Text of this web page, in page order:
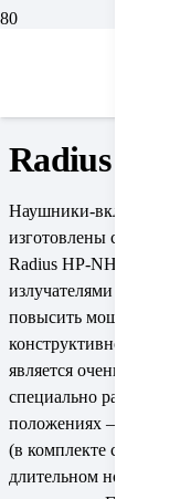
Radius HP-
Наушники-вкладыши
изготовлены с
Radius HP-NHR11K
излучателями
повысить мощность и
конструктивное
является очень
специально
положениях – ближе
(в комплекте с
длительном